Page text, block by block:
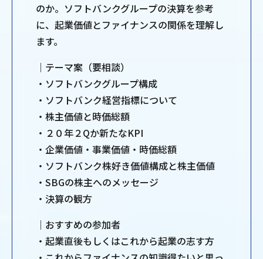
のか。ソフトバンクグループの決算を参考
に、起業価値とファイナンスの関係を理解し
ます。
｜テーマ案（要相談）
・ソフトバンクグループ構成
・ソフトバンク経営指標について
・株主価値と時価総額
・２０年２Qか新たなKPI
・企業価値・事業価値・時価総額
・ソフトバンク株好き価値構成と株主価値
・SBGの株主へのメッセージ
・決算の観方
｜おすすめの参加者
・起業直後もしくはこれから起業の志す方